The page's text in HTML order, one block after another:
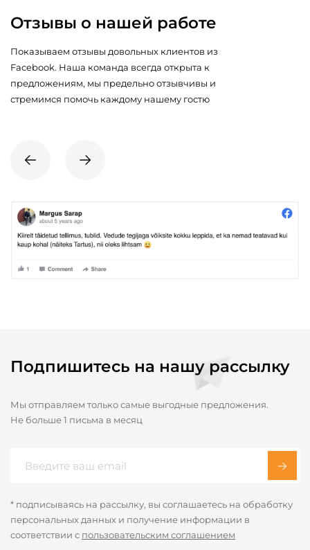
Отзывы о нашей работе
Показываем отзывы довольных клиентов из
Facebook. Наша команда всегда открыта к
предложениям, мы предельно отзывчивы и
стремимся помочь каждому нашему гостю
Подпишитесь на нашу рассылку
Мы отправляем только самые выгодные предложения.
Не больше 1 письма в месяц
* подписываясь на рассылку, вы соглашаетесь на обработку
персональных данных и получение информации в
соответствии с пользовательским соглашением